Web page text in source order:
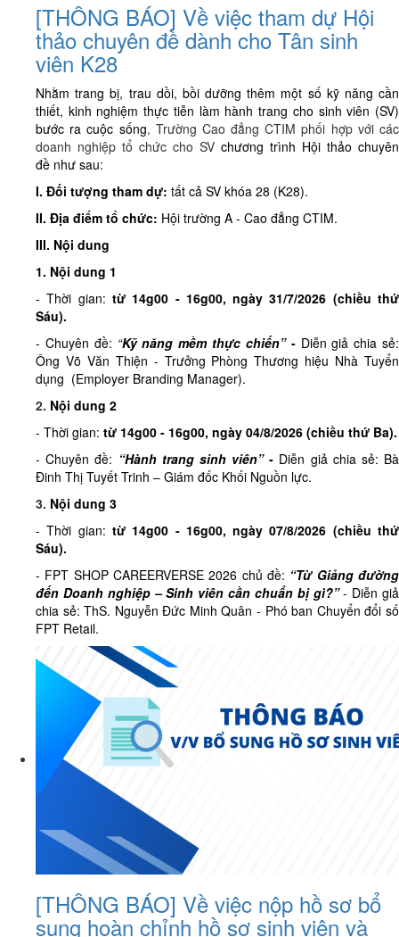
[THÔNG BÁO] Về việc tham dự Hội
thảo chuyên đề dành cho Tân sinh
viên K28
Nhằm trang bị, trau dồi, bồi dưỡng thêm một số kỹ năng cần
thiết, kinh nghiệm thực tiễn làm hành trang cho sinh viên (SV)
bước ra cuộc sống, Trường Cao đẳng CTIM phối hợp với các
doanh nghiệp tổ chức cho SV chương trình Hội thảo chuyên
đề như sau:
I. Đối tượng tham dự: tất cả SV khóa 28 (K28).
II. Địa điểm tổ chức: Hội trường A - Cao đẳng CTIM.
III. Nội dung
1. Nội dung 1
- Thời gian: từ 14g00 - 16g00, ngày 31/7/2026 (chiềuthứ
Sáu).
- Chuyên đề: “Kỹ năng mềm thực chiến” - Diễn giả chia sẻ:
Ông Võ Văn Thiện - Trưởng Phòng Thương hiệu Nhà Tuyển
dụng (Employer Branding Manager).
2. Nội dung 2
- Thời gian: từ 14g00 - 16g00, ngày 04/8/2026 (chiều thứ Ba).
- Chuyên đề: “Hành trang sinh viên”- Diễn giả chia sẻ: Bà
Đinh Thị Tuyết Trinh – Giám đốc Khối Nguồn lực.
3. Nội dung 3
- Thời gian: từ 14g00 - 16g00, ngày 07/8/2026 (chiềuthứ
Sáu).
- FPT SHOP CAREERVERSE 2026 chủ đề: “Từ Giảng đường
đến Doanh nghiệp – Sinh viên cần chuẩn bị gì?”- Diễn giả
chia sẻ: ThS. Nguyễn Đức Minh Quân - Phó ban Chuyển đổi số
FPT Retail.
[THÔNG BÁO] Về việc nộp hồ sơ bổ
sung hoàn chỉnh hồ sơ sinh viên và